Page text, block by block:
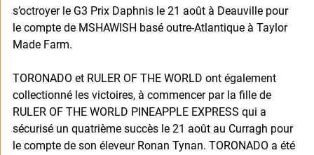
s’octroyer le G3 Prix Daphnis le 21 août à Deauville pour
le compte de MSHAWISH basé outre-Atlantique à Taylor
Made Farm.
TORONADO et RULER OF THE WORLD ont également
collectionné les victoires, à commencer par la fille de
RULER OF THE WORLD PINEAPPLE EXPRESS qui a
sécurisé un quatrième succès le 21 août au Curragh pour
le compte de son éleveur Ronan Tynan. TORONADO a été